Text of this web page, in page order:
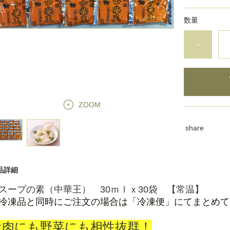
ZOOM
数量
-
share
詳細
ープの素（中華王） 30ｍｌｘ30袋 【常温】
凍品と同時にご注文の場合は「冷凍便」にてまとめ
にも野菜にも相性抜群！